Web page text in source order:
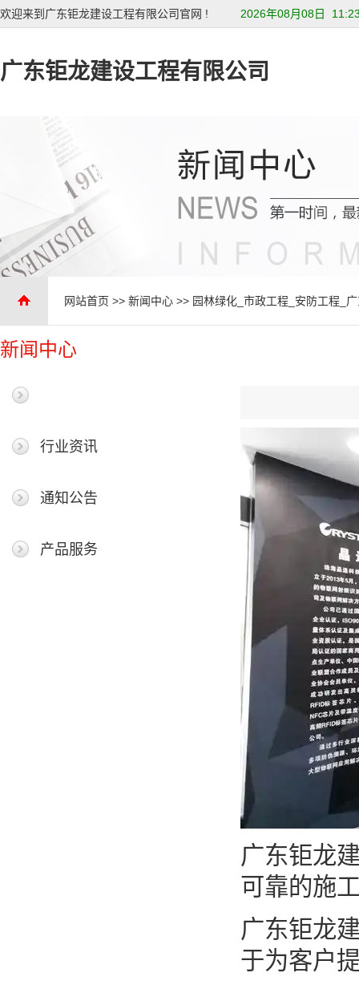
欢迎来到广东钜龙建设工程有限公司官网 ! 2026年08月08日
广东钜龙建设工程有限公司
网站首页 >> 新闻中心 >> 园林绿化_市政工程_安防工程_
新闻中心
行业资讯
通知公告
产品服务
广东钜龙
可靠的施
广东钜龙
于为客户